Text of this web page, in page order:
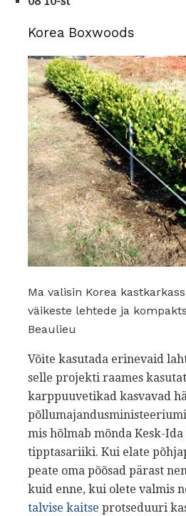
Korea Boxwoods
Ma valisin Korea
väikeste lehtede ja
Beaulieu
Võite kasutada erinevaid
selle projekti raames
karppuuvetikad kasvavad
põllumajandusministeeriumi
mis hõlmab mõnda Kesk-
tipptasariiki. Kui elate
peate oma põõsad pärast
kuid enne, kui olete valmis
talvise kaitse protseduuri